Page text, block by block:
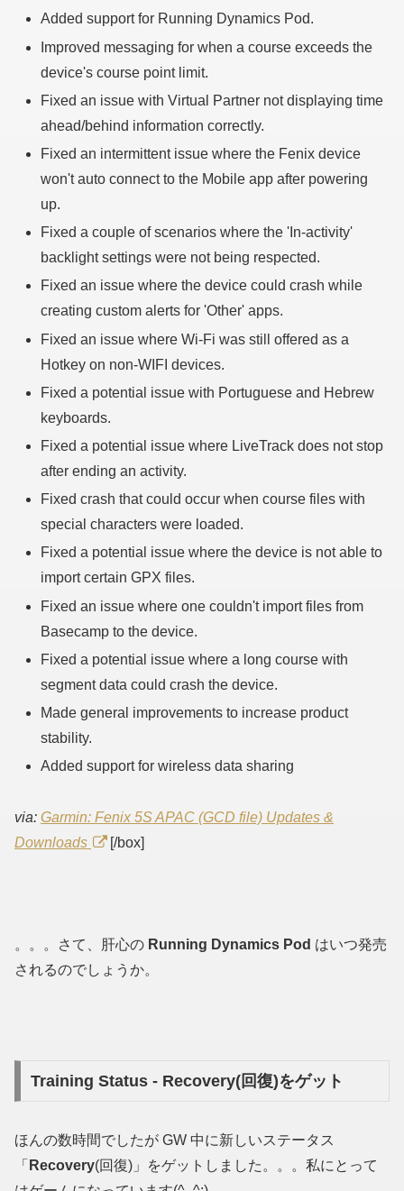
Added support for Running Dynamics Pod.
Improved messaging for when a course exceeds the
device's course point limit.
Fixed an issue with Virtual Partner not displaying time
ahead/behind information correctly.
Fixed an intermittent issue where the Fenix device
won't auto connect to the Mobile app after powering
up.
Fixed a couple of scenarios where the 'In-activity'
backlight settings were not being respected.
Fixed an issue where the device could crash while
creating custom alerts for 'Other' apps.
Fixed an issue where Wi-Fi was still offered as a
Hotkey on non-WIFI devices.
Fixed a potential issue with Portuguese and Hebrew
keyboards.
Fixed a potential issue where LiveTrack does not stop
after ending an activity.
Fixed crash that could occur when course files with
special characters were loaded.
Fixed a potential issue where the device is not able to
import certain GPX files.
Fixed an issue where one couldn't import files from
Basecamp to the device.
Fixed a potential issue where a long course with
segment data could crash the device.
Made general improvements to increase product
stability.
Added support for wireless data sharing
via: Garmin: Fenix 5S APAC (GCD file) Updates &
Downloads
[/box]
。。。さて、肝心の Running Dynamics Pod はいつ発売
されるのでしょうか。
Training Status - Recovery(回復)をゲット
ほんの数時間でしたが GW 中に新しいステータス
「 Recovery(回復)」をゲットしました。。。私にとって